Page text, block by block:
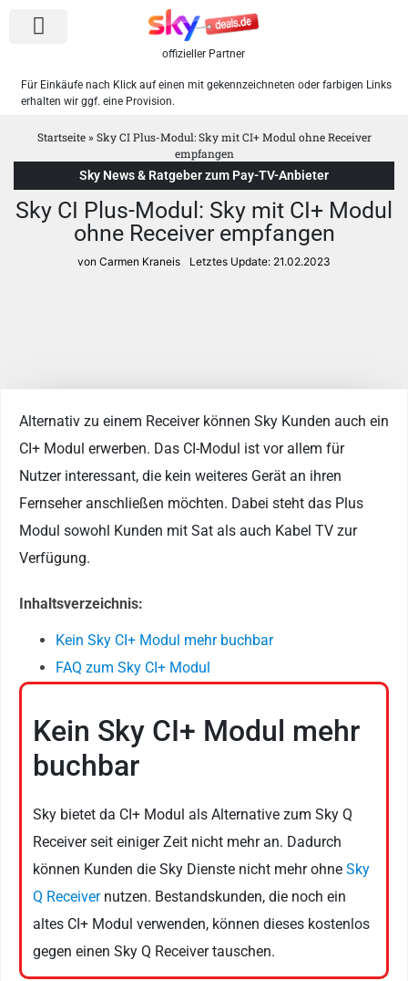
offizieller Partner
Für Einkäufe nach Klick auf einen mit gekennzeichneten oder farbigen Links
erhalten wir ggf. eine Provision.
Startseite» Sky CI Plus-Modul: Sky mit CI+ Modul ohne Receiver
empfangen
Sky News & Ratgeber zum Pay-TV-Anbieter
Sky CI Plus-Modul: Sky mit CI+ Modul
ohne Receiver empfangen
von Carmen Kraneis Letztes Update: 21.02.2023
Alternativ zu einem Receiver können Sky Kunden auch ein
CI+ Modul erwerben. Das CI-Modul ist vor allem für
Nutzer interessant, die kein weiteres Gerät an ihren
Fernseher anschließen möchten. Dabei steht das Plus
Modul sowohl Kunden mit Sat als auch Kabel TV zur
Verfügung.
Inhaltsverzeichnis:
Kein Sky CI+ Modul mehr buchbar
FAQ zum Sky CI+ Modul
Kein Sky CI+ Modul mehr
buchbar
Sky bietet da CI+ Modul als Alternative zum Sky Q
Receiver seit einiger Zeit nicht mehr an. Dadurch
können Kunden die Sky Dienste nicht mehr ohne Sky
Q Receivernutzen. Bestandskunden, die noch ein
altes CI+ Modul verwenden, können dieses kostenlos
gegen einen Sky Q Receiver tauschen.